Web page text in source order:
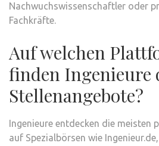
Nachwuchswissenschaftler oder
Fachkräfte.
Auf welchen
finden Ingenieure
Stellenangebote?
Ingenieure entdecken die meisten
auf Spezialbörsen wie